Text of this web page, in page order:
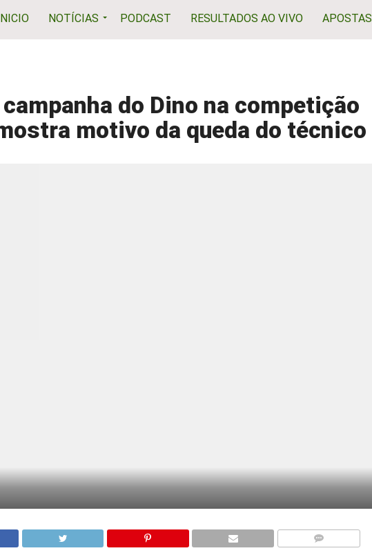
NOTÍCIAS PODCAST RESULTADOS AO VIVO APOSTAS
do Dino na competição
motivo da queda do técnico